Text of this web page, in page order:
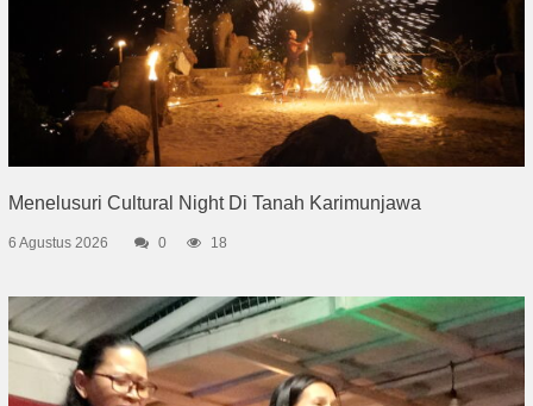
Menelusuri Cultural Night Di Tanah Karimunjawa
6 Agustus 2026 0 18